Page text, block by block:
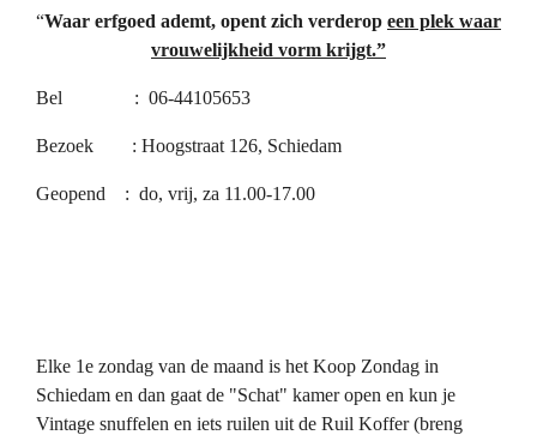
“Waar erfgoed ademt, opent zich verderop een plek waar
vrouwelijkheid vorm krijgt.”
Bel : 06-44105653
Bezoek : Hoogstraat 126, Schiedam
Geopend : do, vrij, za 11.00-17.00
Elke 1e zondag van de maand is het Koop Zondag in
Schiedam en dan gaat de "Schat" kamer open en kun je
Vintage snuffelen en iets ruilen uit de Ruil Koffer (breng